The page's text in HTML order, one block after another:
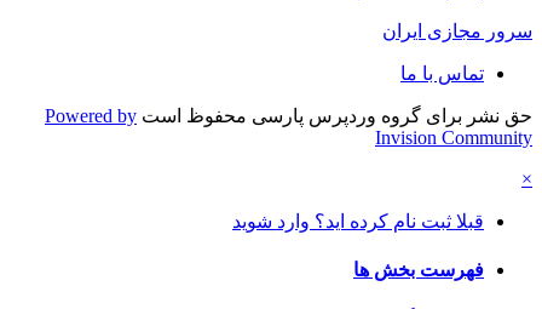
سرور مجازی ایران
تماس با ما
حق نشر برای گروه وردپرس پارسی محفوظ است Powered by
Invision Community
×
قبلا ثبت نام کرده اید؟ وارد شوید
فهرست بخش ها